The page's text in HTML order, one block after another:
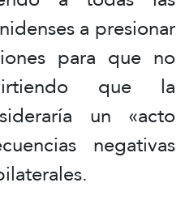
a presionar
para que no
que la
un «acto
negativas